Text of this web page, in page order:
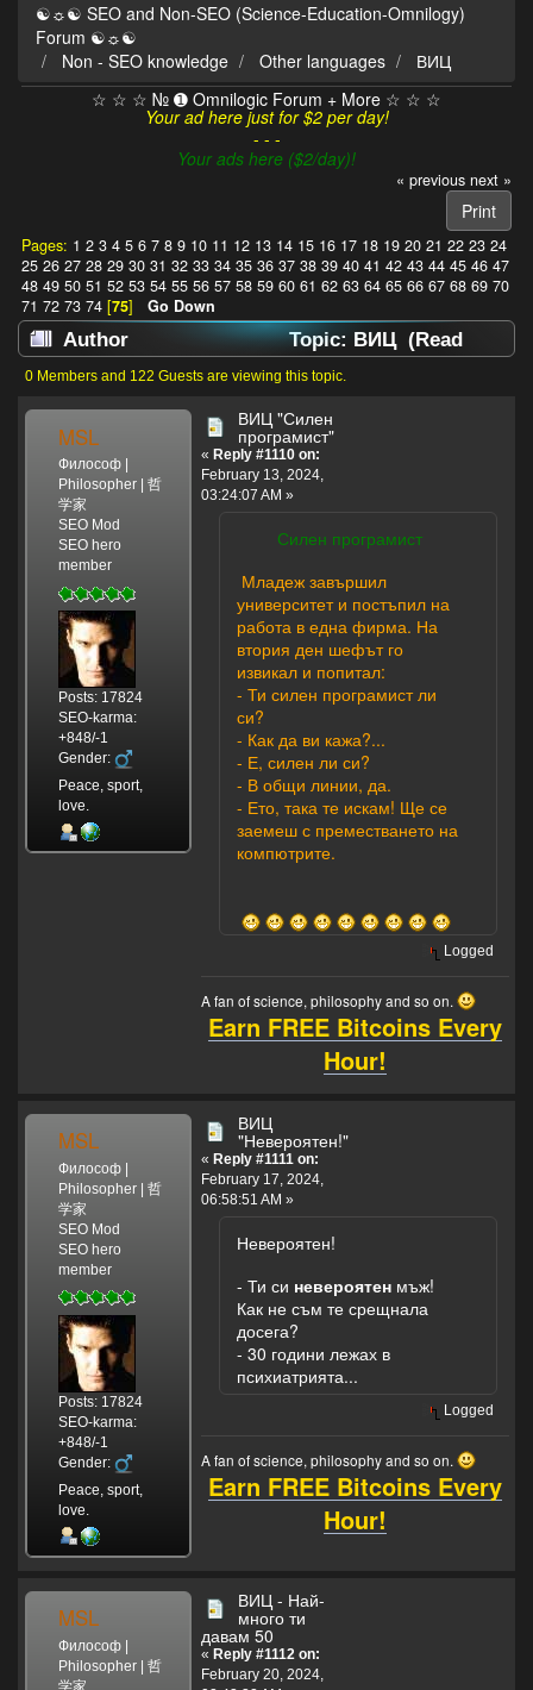
☯☼☯ SEO and Non-SEO (Science-Education-Omnilogy)
Forum ☯☼☯
Non - SEO knowledge
Other languages
ВИЦ
☆ ☆ ☆ № ➊ Omnilogic Forum + More ☆ ☆ ☆
Your ad here just for $2 per day!
- - -
Your ads here ($2/day)!
« previous next »
Print
Pages: 1 2 3 4 5 6 7 8 9 10 11 12 13 14 15 16 17 18 19 20 21 22 23 24
25 26 27 28 29 30 31 32 33 34 35 36 37 38 39 40 41 42 43 44 45 46 47
48 49 50 51 52 53 54 55 56 57 58 59 60 61 62 63 64 65 66 67 68 69 70
71 72 73 74[75] Go Down
Author
Topic: ВИЦ (Read
630461 times)
0 Members and 122 Guests are viewing this topic.
MSL
Философ |
Philosopher | 哲
学家
SEO Mod
SEO hero
member
Posts: 17824
SEO-karma:
+848/-1
Gender:
Peace, sport,
love.
ВИЦ "Силен
програмист"
« Reply #1110 on:
February 13, 2024,
03:24:07 AM »
Силен програмист
Младеж завършил
университет и постъпил на
работа в една фирма. На
втория ден шефът го
извикал и попитал:
- Ти силен програмист ли
си?
- Как да ви кажа?...
- Е, силен ли си?
- В общи линии, да.
- Ето, така те искам! Ще се
заемеш с преместването на
компютрите.
Logged
A fan of science, philosophy and so on.
Earn FREE Bitcoins Every
Hour!
MSL
Философ |
Philosopher | 哲
学家
SEO Mod
SEO hero
member
Posts: 17824
SEO-karma:
+848/-1
Gender:
Peace, sport,
love.
ВИЦ
"Невероятен!"
« Reply #1111 on:
February 17, 2024,
06:58:51 AM »
Невероятен!
- Ти си невероятен мъж!
Как не съм те срещнала
досега?
- 30 години лежах в
психиатрията...
Logged
A fan of science, philosophy and so on.
Earn FREE Bitcoins Every
Hour!
MSL
Философ |
Philosopher | 哲
学家
ВИЦ - Най-
много ти
давам 50
« Reply #1112 on:
February 20, 2024,